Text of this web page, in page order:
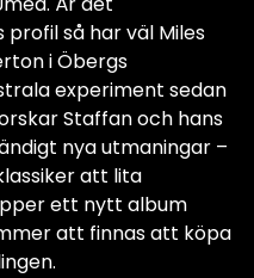
profil så har väl Miles
i Öbergs
experiment sedan
Staffan och hans
nya utmaningar –
att lita
ett nytt album
att finnas att köpa